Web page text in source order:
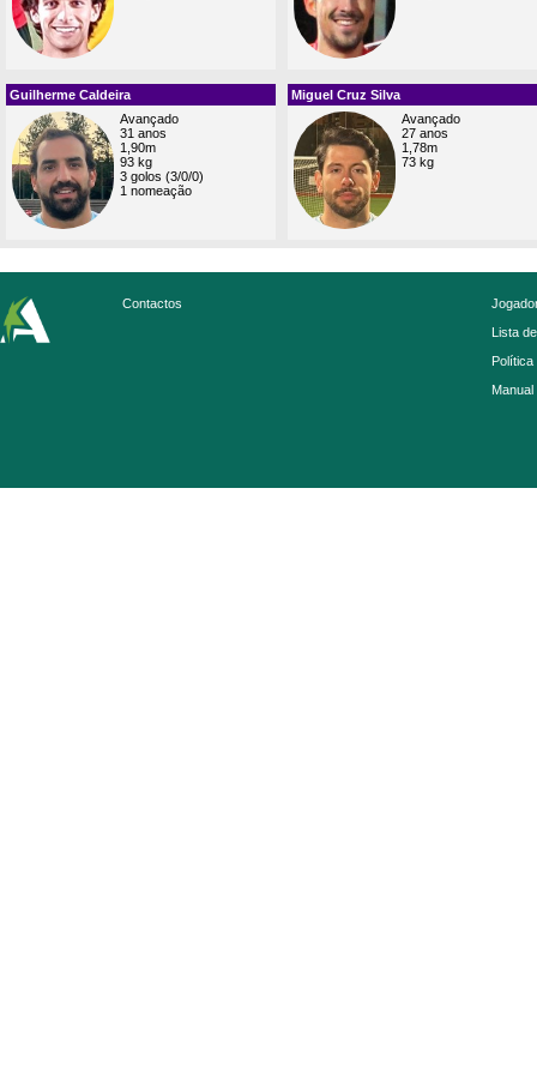
Guilherme Caldeira
Avançado
31 anos
1,90m
93 kg
3 golos (3/0/0)
1 nomeação
Miguel Cruz Silva
Avançado
27 anos
1,78m
73 kg
Contactos
Lista
Política